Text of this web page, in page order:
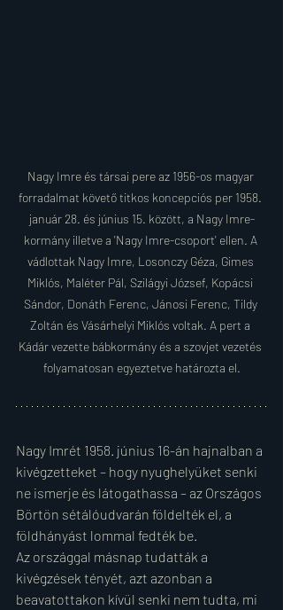
Nagy Imre és társai pere az 1956-os magyar
forradalmat követő titkos koncepciós per 1958.
január 28. és június 15. között, a Nagy Imre-
kormány illetve a 'Nagy Imre-csoport' ellen. A
vádlottak Nagy Imre, Losonczy Géza, Gimes
Miklós, Maléter Pál, Szilágyi József, Kopácsi
Sándor, Donáth Ferenc, Jánosi Ferenc, Tildy
Zoltán és Vásárhelyi Miklós voltak. A pert a
Kádár vezette bábkormány és a szovjet vezetés
folyamatosan egyeztetve határozta el.
Nagy Imrét 1958. június 16-án hajnalban a
kivégzetteket – hogy nyughelyüket senki
ne ismerje és látogathassa – az Országos
Börtön sétálóudvarán földelték el, a
földhányást lommal fedték be.
Az országgal másnap tudatták a
kivégzések tényét, azt azonban a
beavatottakon kívül senki nem tudta, mi